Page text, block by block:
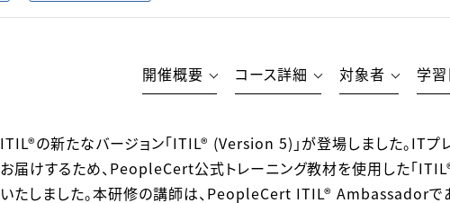
開催概要 コース詳細 対象者 学
ITIL®の新たなバージョン「ITIL® (Version 5)」が登場しました。ITプ
お届けするため、PeopleCert公式トレーニング教材を使用した「
いたしました。本研修の講師は、PeopleCert ITIL® Ambassadorで